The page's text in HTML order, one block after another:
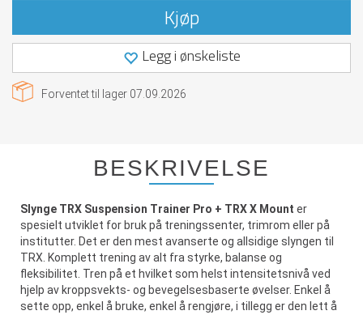
Kjøp
Legg i ønskeliste
Forventet til lager 07.09.2026
BESKRIVELSE
Slynge TRX Suspension Trainer Pro + TRX X Mount er
spesielt utviklet for bruk på treningssenter, trimrom eller på
institutter. Det er den mest avanserte og allsidige slyngen til
TRX. Komplett trening av alt fra styrke, balanse og
fleksibilitet. Tren på et hvilket som helst intensitetsnivå ved
hjelp av kroppsvekts- og bevegelsesbaserte øvelser. Enkel å
sette opp, enkel å bruke, enkel å rengjøre, i tillegg er den lett å